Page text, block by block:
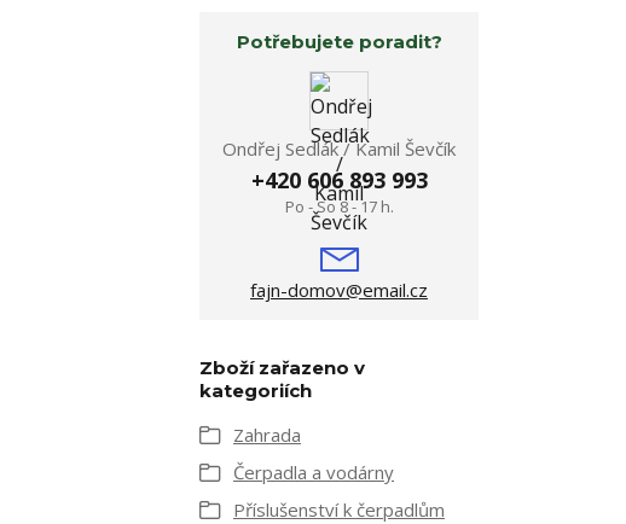
Potřebujete poradit?
Ondřej Sedlák / Kamil Ševčík
+420 606 893 993
Po - So 8 - 17 h.
fajn-domov@email.cz
Zboží zařazeno v
kategoriích
Zahrada
Čerpadla a vodárny
Příslušenství k čerpadlům